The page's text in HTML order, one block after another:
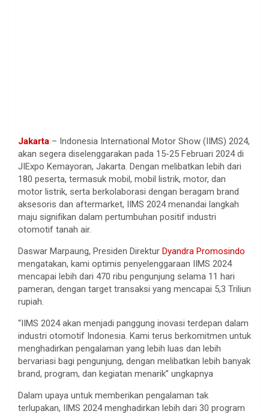
Jakarta – Indonesia International Motor Show (IIMS) 2024,
akan segera diselenggarakan pada 15-25 Februari 2024 di
JIExpo Kemayoran, Jakarta. Dengan melibatkan lebih dari
180 peserta, termasuk mobil, mobil listrik, motor, dan
motor listrik, serta berkolaborasi dengan beragam brand
aksesoris dan aftermarket, IIMS 2024 menandai langkah
maju signifikan dalam pertumbuhan positif industri
otomotif tanah air.
Daswar Marpaung, Presiden Direktur Dyandra Promosindo
mengatakan, kami optimis penyelenggaraan IIMS 2024
mencapai lebih dari 470 ribu pengunjung selama 11 hari
pameran, dengan target transaksi yang mencapai 5,3 Triliun
rupiah.
“IIMS 2024 akan menjadi panggung inovasi terdepan dalam
industri otomotif Indonesia. Kami terus berkomitmen untuk
menghadirkan pengalaman yang lebih luas dan lebih
bervariasi bagi pengunjung, dengan melibatkan lebih banyak
brand, program, dan kegiatan menarik” ungkapnya
Dalam upaya untuk memberikan pengalaman tak
terlupakan, IIMS 2024 menghadirkan lebih dari 30 program